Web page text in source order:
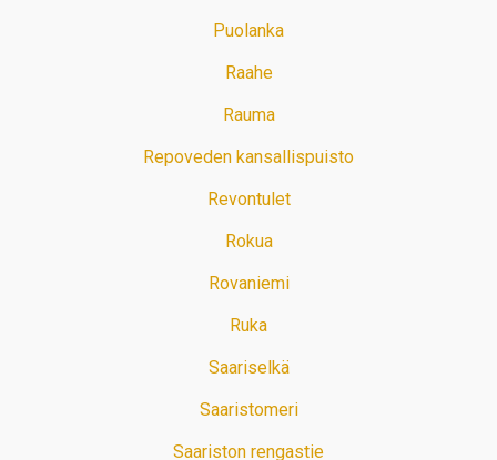
Puolanka
Raahe
Rauma
Repoveden kansallispuisto
Revontulet
Rokua
Rovaniemi
Ruka
Saariselkä
Saaristomeri
Saariston rengastie